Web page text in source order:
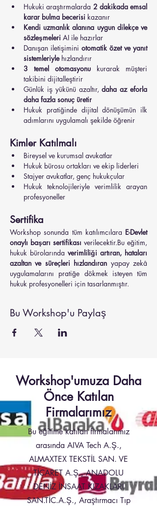
Hukuki araştırmalarda 2 dakikada emsal
karar bulma becerisi kazanır
Kendi uzmanlık alanına uygun dilekçe ve
sözleşmeleri AI ile hazırlar
Danışan iletişimini otomatik özet ve yanıt
sistemleriyle hızlandırır
3 temel otomasyonu kurarak müşteri
takibini dijitalleştirir
Günlük iş yükünü azaltır, daha az eforla
daha fazla sonuç üretir
Hukuk pratiğinde dijital dönüşümün ilk
adımlarını uygulamalı şekilde öğrenir
Kimler Katılmalı
Bireysel ve kurumsal avukatlar
Hukuk bürosu ortakları ve ekip liderleri
Stajyer avukatlar, genç hukukçular
Hukuk teknolojileriyle verimlilik arayan
profesyoneller
Sertifika
Workshop sonunda tüm katılımcılara E-Devlet
onaylı başarı sertifikası verilecektir.Bu eğitim,
hukuk bürolarında verimliliği artıran, hataları
azaltan ve süreçleri hızlandıran yapay zekâ
uygulamalarını pratiğe dökmek isteyen tüm
hukuk profesyonelleri için tasarlanmıştır.
Bu Workshop'u Paylaş
Workshop'umuza Daha
Önce Katılan
Firmalarımız
Bu eğitime katılan firmalarımız
arasında AIVA Tech A.Ş.,
ALMAXTEX TEKSTİL SAN. VE
TİCARET A.Ş., ANADOLU
DENİZ İNSAAT KIZAKLARI
SAN.TİC.A.Ş., Araştırmacı Tıp